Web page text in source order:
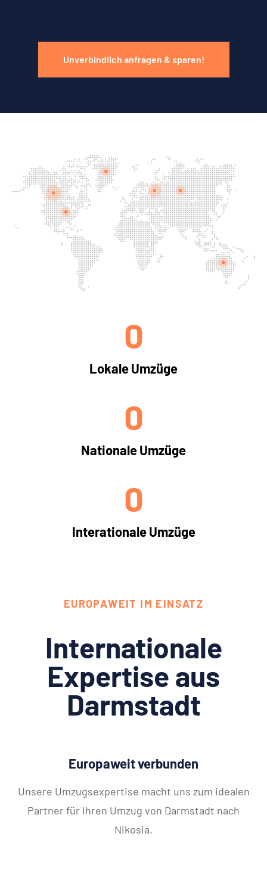
Unverbindlich anfragen & sparen!
Lokale Umzüge
0
Nationale Umzüge
0
Interationale Umzüge
0
EUROPAWEIT IM EINSATZ
Internationale
Expertise aus
Darmstadt
Europaweit verbunden
Unsere Umzugsexpertise macht uns zum idealen
Partner für Ihren Umzug von Darmstadt nach
Nikosia.